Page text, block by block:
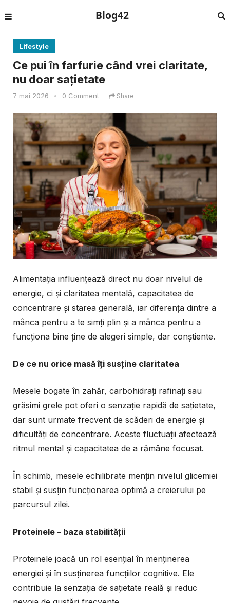
Blog42
Lifestyle
Ce pui în farfurie când vrei claritate,
nu doar sațietate
7 mai 2026 • 0 Comment Share
Alimentația influențează direct nu doar nivelul de
energie, ci și claritatea mentală, capacitatea de
concentrare și starea generală, iar diferența dintre a
mânca pentru a te simți plin și a mânca pentru a
funcționa bine ține de alegeri simple, dar conștiente.
De ce nu orice masă îți susține claritatea
Mesele bogate în zahăr, carbohidrați rafinați sau
grăsimi grele pot oferi o senzație rapidă de sațietate,
dar sunt urmate frecvent de scăderi de energie și
dificultăți de concentrare. Aceste fluctuații afectează
ritmul mental și capacitatea de a rămâne focusat.
În schimb, mesele echilibrate mențin nivelul glicemiei
stabil și susțin funcționarea optimă a creierului pe
parcursul zilei.
Proteinele – baza stabilității
Proteinele joacă un rol esențial în menținerea
energiei și în susținerea funcțiilor cognitive. Ele
contribuie la senzația de sațietate reală și reduc